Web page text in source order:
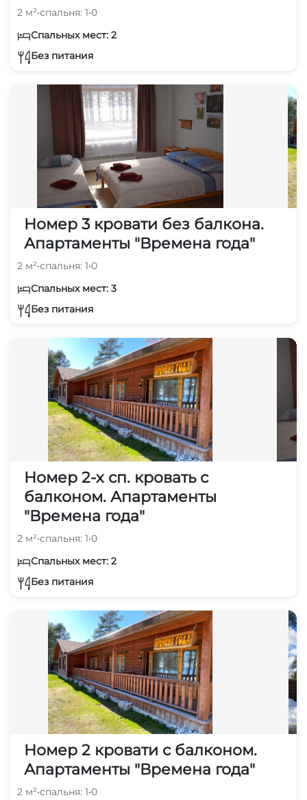
2 м²•спальня: 1•0
Спальных мест: 2
Без питания
Номер 3 кровати без балкона.
Апартаменты "Времена года"
2 м²•спальня: 1•0
Спальных мест: 3
Без питания
Номер 2-х сп. кровать с
балконом. Апартаменты
"Времена года"
2 м²•спальня: 1•0
Спальных мест: 2
Без питания
Номер 2 кровати с балконом.
Апартаменты "Времена года"
2 м²•спальня: 1•0